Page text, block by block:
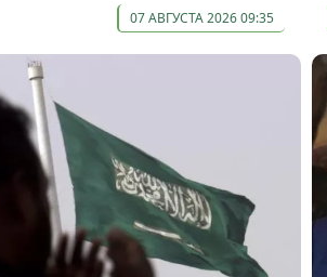
07 АВГУСТА 2026 09:35